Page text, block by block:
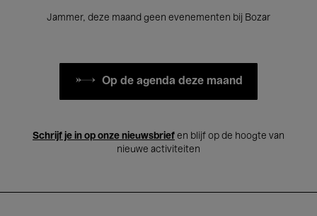
Jammer, deze maand geen evenementen bij Bozar
Op de agenda deze maand
Schrijf je in op onze nieuwsbrief en blijf op de hoogte van
nieuwe activiteiten